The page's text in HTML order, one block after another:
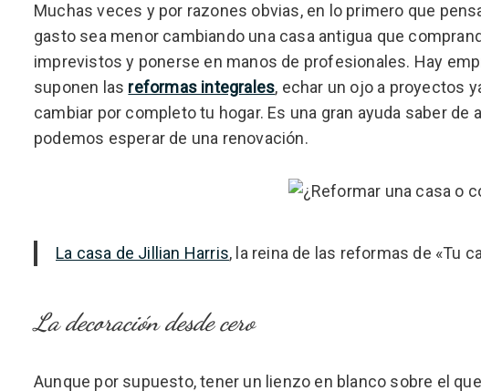
Muchas veces y por razones obvias, en lo primero que
gasto sea menor cambiando una casa antigua que
imprevistos y ponerse en manos de profesionales. Hay
suponen las reformas integrales, echar un ojo a proyectos
cambiar por completo tu hogar. Es una gran ayuda saber
podemos esperar de una renovación.
La casa de Jillian Harris, la reina de las reformas de «Tu
La decoración desde cero
Aunque por supuesto, tener un lienzo en blanco sobre el